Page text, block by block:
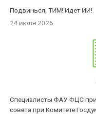
Подвинься, ТИМ! Идет ИИ!
24 июля 2026
Специалисты ФАУ ФЦС
совета при Комитете